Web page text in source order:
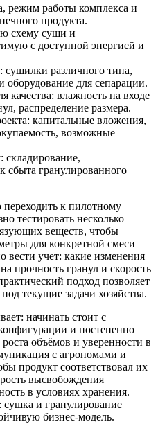
режим работы комплекса и
продукта.
схему суши и
с доступной энергией и
сушилки различного типа,
оборудование для сепарации.
качества: влажность на входе
распределение размера.
капитальные вложения,
возможные
складирование,
сбыта гранулированного
к пилотному
тестировать несколько
веществ, чтобы
для конкретной смеси
учет: какие изменения
прочность гранул и скорость
подход позволяет
текущие задачи хозяйства.
начинать стоит с
и постепенно
объёмов и уверенности в
с агрономами и
продукт соответствовал их
высвобождения
в условиях хранения.
сушка и гранулирование
бизнес-модель.